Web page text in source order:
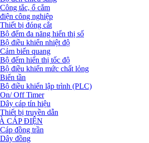
tắc, ổ cắm
công nghiệp
bị đóng cắt
đếm đa năng hiển thị số
điều khiển nhiệt độ
biến quang
đếm hiển thị tốc độ
điều khiển mức chất lỏng
tần
điều khiển lập trình (PLC)
Off Timer
cáp tín hiệu
bị truyền dẫn
CÁP ĐIỆN
đồng trần
đồng